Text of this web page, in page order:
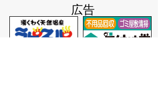
広告